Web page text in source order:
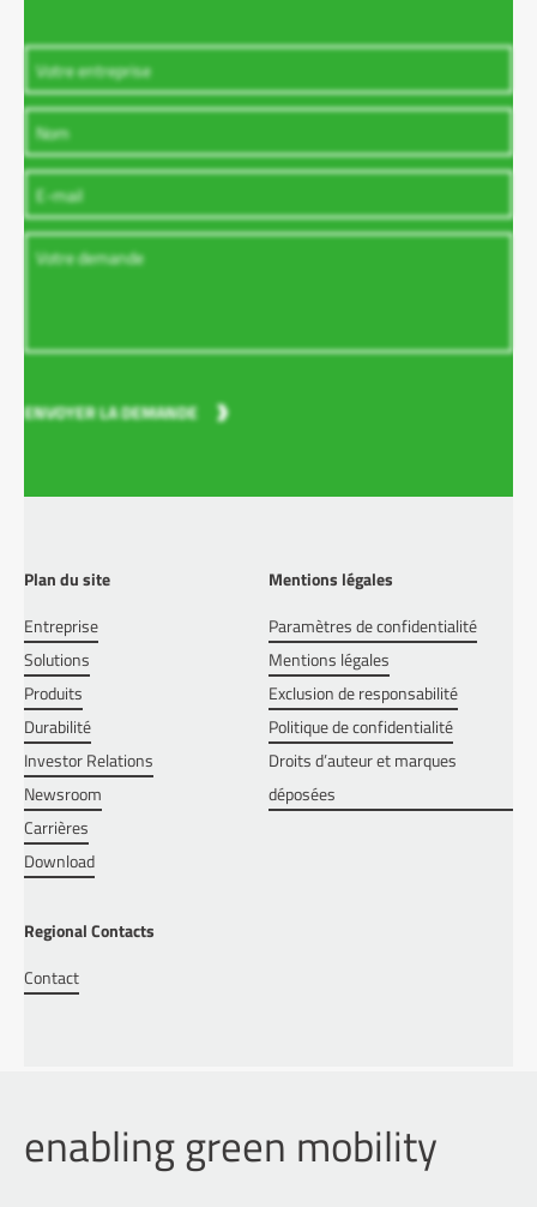
ENVOYER LA DEMANDE
Plan du site
Entreprise
Solutions
Produits
Durabilité
Investor Relations
Newsroom
Carrières
Download
Mentions légales
Paramètres de confidentialité
Mentions légales
Exclusion de responsabilité
Politique de confidentialité
Droits d’auteur et marques
déposées
Regional Contacts
Contact
enabling green mobility